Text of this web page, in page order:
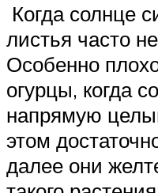
Когда солнце
листья часто
Особенно
огурцы, когда
напрямую
этом
далее они